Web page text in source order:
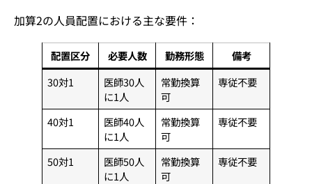
加算2の人員配置における主な要件：
配置区分 必要人数 勤務形態
備考
30対1
医師30人
に1人
常勤換算
可
専従不要
40対1
医師40人
に1人
常勤換算
可
専従不要
50対1
医師50人
に1人
常勤換算
可
専従不要